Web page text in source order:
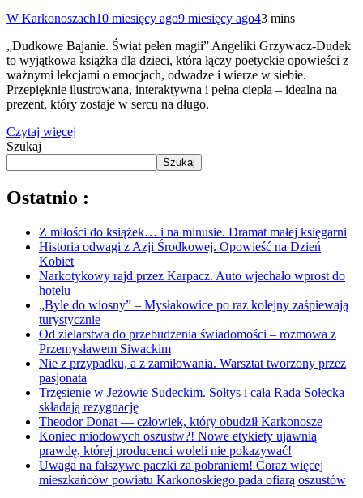
W Karkonoszach10 miesięcy ago9 miesięcy ago43 mins
„Dudkowe Bajanie. Świat pełen magii” Angeliki Grzywacz-Dudek
to wyjątkowa książka dla dzieci, która łączy poetyckie opowieści z
ważnymi lekcjami o emocjach, odwadze i wierze w siebie.
Przepięknie ilustrowana, interaktywna i pełna ciepła – idealna na
prezent, który zostaje w sercu na długo.
Czytaj więcej
Szukaj
Szukaj
Ostatnio :
Z miłości do książek… i na minusie. Dramat małej księgarni
Historia odwagi z Azji Środkowej. Opowieść na Dzień
Kobiet
Narkotykowy rajd przez Karpacz. Auto wjechało wprost do
hotelu
„Byle do wiosny” – Mysłakowice po raz kolejny zaśpiewają
turystycznie
Od zielarstwa do przebudzenia świadomości – rozmowa z
Przemysławem Siwackim
Nie z przypadku, a z zamiłowania. Warsztat tworzony przez
pasjonata
Trzęsienie w Jeżowie Sudeckim. Sołtys i cała Rada Sołecka
składają rezygnację
Theodor Donat — człowiek, który obudził Karkonosze
Koniec miodowych oszustw?! Nowe etykiety ujawnią
prawdę, której producenci woleli nie pokazywać!
Uwaga na fałszywe paczki za pobraniem! Coraz więcej
mieszkańców powiatu Karkonoskiego pada ofiarą oszustów